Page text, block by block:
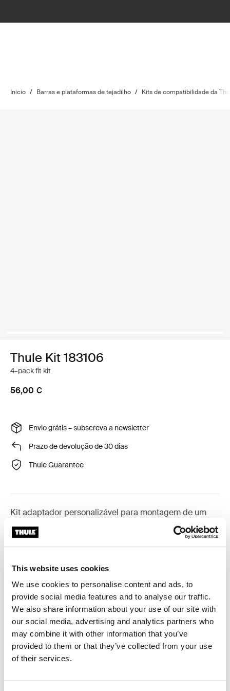
This website uses cookies
We use cookies to personalise content and ads, to
provide social media features and to analyse our traffic.
We also share information about your use of our site with
our social media, advertising and analytics partners who
may combine it with other information that you’ve
provided to them or that they’ve collected from your use
of their services.
Início / Barras e plataformas de tejadilho / Kits de compatibilidade da
Thule Kit 183106
4-pack fit kit
56,00 €
Envio grátis – subscreva a newsletter
Prazo de devolução de 30 dias
Thule Guarantee
Kit adaptador personalizável para montagem de um
sistema de barras de tejadilho Thule em veículos
seleccionados.
Toggle techspec
Especificações técnicas
Toggle guides and instructions
Instruções
Críticas